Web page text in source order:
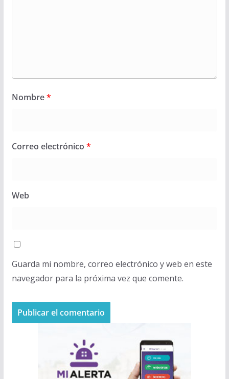
Nombre*
Correo electrónico *
Web
Guarda mi nombre, correo electrónico y web en este
navegador para la próxima vez que comente.